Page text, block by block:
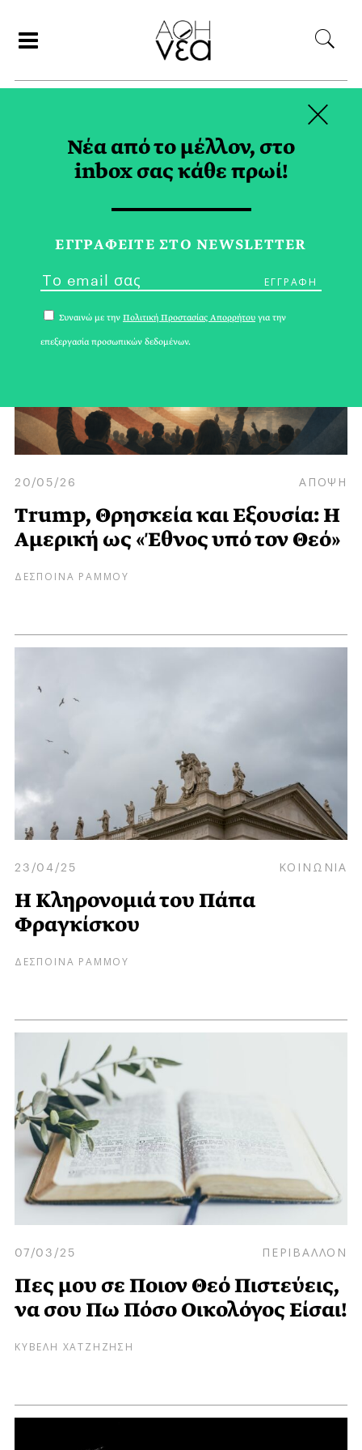
ΘΡΗΣΚΕΙΑ TAG
20/05/26 ΑΠΟΨΗ
Trump, Θρησκεία και Εξουσία: Η
Αμερική ως «Έθνος υπό τον Θεό»
ΔΕΣΠΟΙΝΑ ΡΑΜΜΟΥ
23/04/25 ΚΟΙΝΩΝΙΑ
H Κληρονομιά του Πάπα
Φραγκίσκου
ΔΕΣΠΟΙΝΑ ΡΑΜΜΟΥ
07/03/25 ΠΕΡΙΒΑΛΛΟΝ
Πες μου σε Ποιον Θεό Πιστεύεις,
να σου Πω Πόσο Οικολόγος Είσαι!
ΚΥΒΕΛΗ ΧΑΤΖΗΖΗΣΗ
Νέα από το μέλλον, στο
inbox σας κάθε πρωί!
ΕΓΓPΑΦΕΙΤΕ ΣΤΟ NEWSLETTER
Συναινώ με την Πολιτική Προστασίας Απορρήτου για την
επεξεργασία προσωπικών δεδομένων.
×